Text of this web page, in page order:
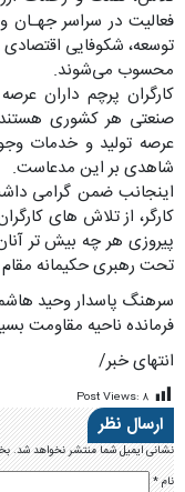
فعالیت در سراسر جهـان
توسعه، شکوفایی اقتصادی
محسوب می‌شوند.
کارگران پرچم داران
صنعتی هر کشوری
عرصه تولید و خدمات
شاهدی بر این مدعاست.
اینجانب ضمن گرامی
کارگر، از تلاش های
پیروزی هر چه بیش تر
تحت رهبری حکیمانه
سرهنگ پاسدار وحید
فرمانده ناحیه مقاومت
انتهای خبر/
Post Views: ۸
ارسال نظر
نشانی ایمیل شما منتشر نخواهد شد.
نام*